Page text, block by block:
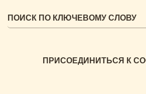
ПРИСОЕДИНИТЬСЯ К